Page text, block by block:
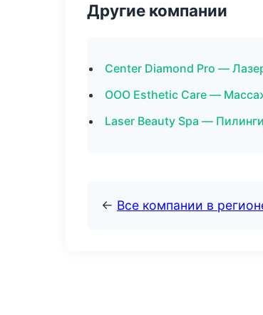
Другие компании
Center Diamond Pro —
ООО Esthetic Care —
Laser Beauty Spa —
← Все компании в